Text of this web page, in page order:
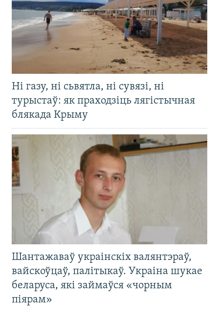
Ні газу, ні сьвятла, ні сувязі, ні
турыстаў: як праходзіць лягістычная
блякада Крыму
Шантажаваў украінскіх валянтэраў,
вайскоўцаў, палітыкаў. Украіна шукае
беларуса, які займаўся «чорным
піярам»